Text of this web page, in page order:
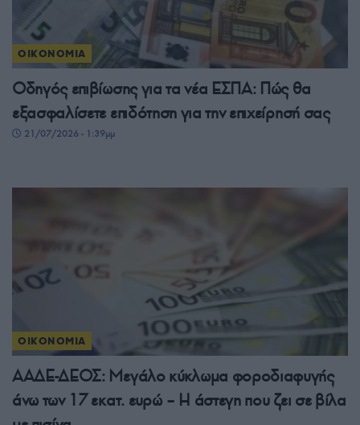
ΟΙΚΟΝΟΜΙΑ
Οδηγός επιβίωσης για τα νέα ΕΣΠΑ: Πώς θα
εξασφαλίσετε επιδότηση για την επιχείρησή σας
21/07/2026 - 1:39μμ
ΟΙΚΟΝΟΜΙΑ
ΑΑΔΕ-ΔΕΟΣ: Μεγάλο κύκλωμα φοροδιαφυγής
άνω των 17 εκατ. ευρώ – Η άστεγη που ζει σε βίλα